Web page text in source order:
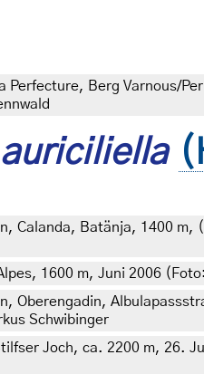
Perfecture, Berg Varnous/
auriciliella
Calanda, Batänja, 1400
1600 m, Juni 2006
Oberengadin,
Schwibinger
Joch, ca. 2200 m, 26.